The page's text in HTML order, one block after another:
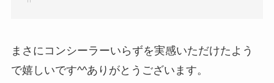
まさにコンシーラーいらずを実感いただけたよう
で嬉しいです^^ありがとうございます。